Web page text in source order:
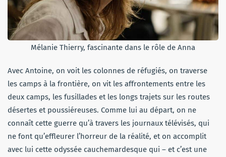
Mélanie Thierry, fascinante dans le rôle de Anna
Avec Antoine, on voit les colonnes de réfugiés, on traverse
les camps à la frontière, on vit les affrontements entre les
deux camps, les fusillades et les longs trajets sur les routes
désertes et poussiéreuses. Comme lui au départ, on ne
connaît cette guerre qu’à travers les journaux télévisés, qui
ne font qu’effleurer l’horreur de la réalité, et on accomplit
avec lui cette odyssée cauchemardesque qui – et c’est une